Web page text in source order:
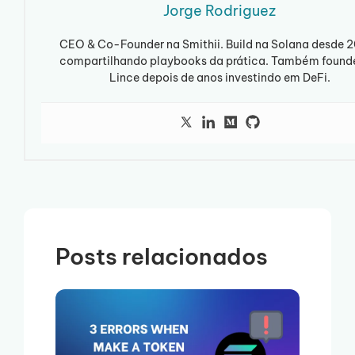
Jorge Rodriguez
CEO & Co-Founder na Smithii. Build na Solana desde
compartilhando playbooks da prática. Também
Lince depois de anos investindo em DeFi.
Posts relacionados